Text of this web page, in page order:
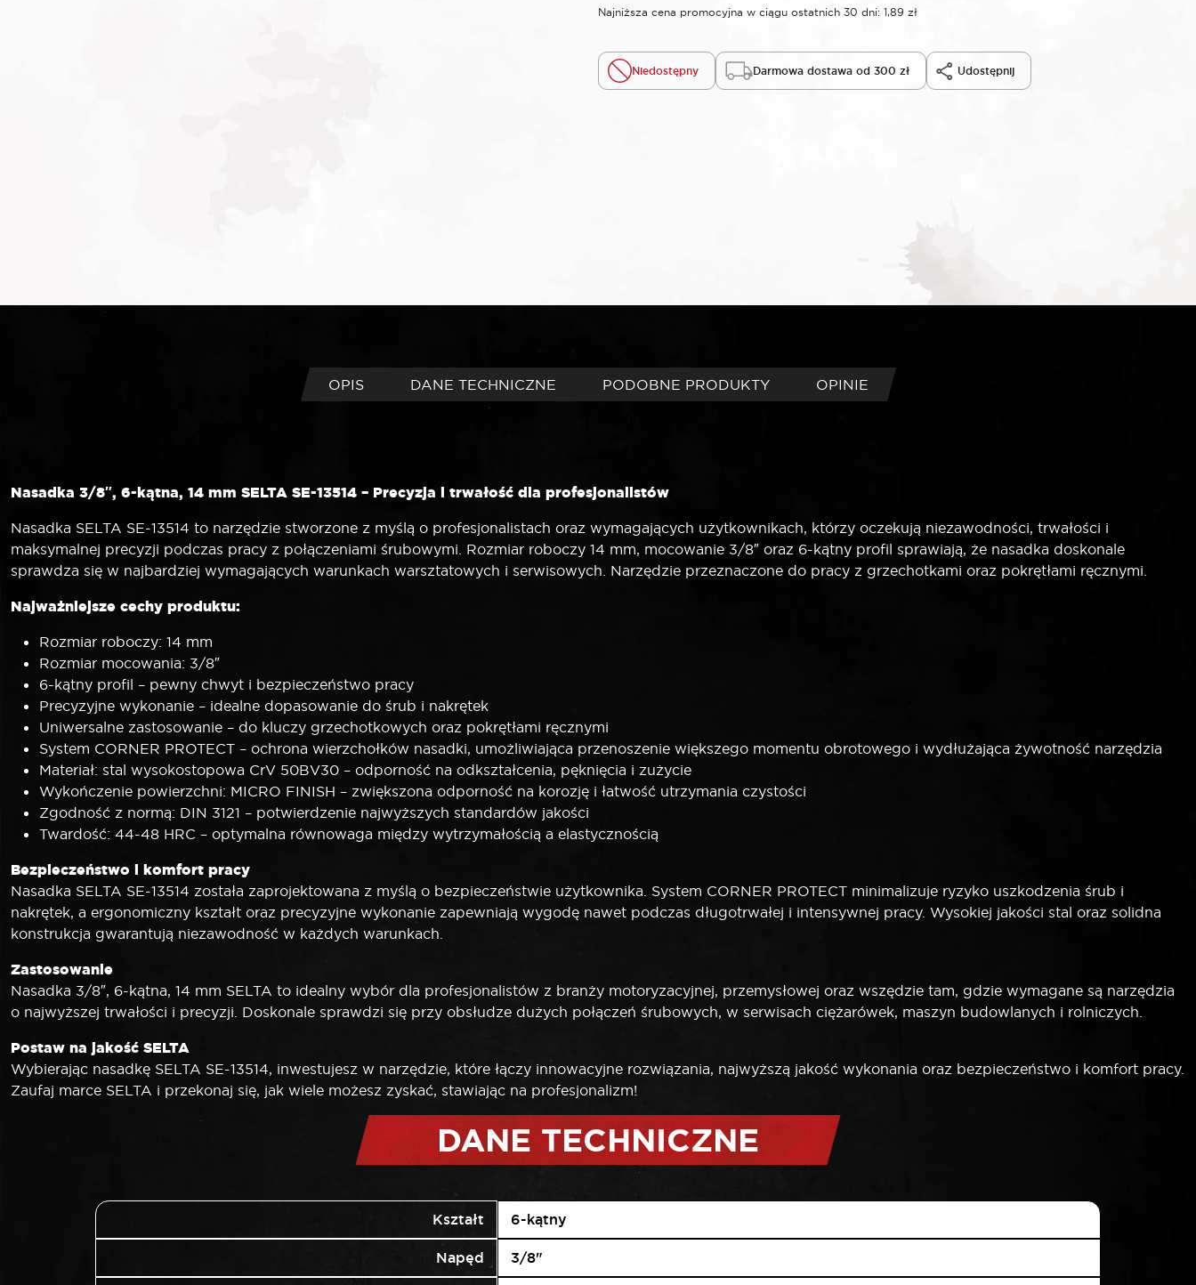
Najniższa cena promocyjna w ciągu ostatnich 30 dni: 1,89 zł
Niedostępny Darmowa dostawa od 300 zł Udostępnij
OPIS DANE TECHNICZNE PODOBNE PRODUKTY OPINIE
Nasadka 3/8″, 6-kątna, 14 mm SELTA SE-13514 – Precyzja i trwałość dla profesjonalistów
Nasadka SELTA SE-13514 to narzędzie stworzone z myślą o profesjonalistach oraz wymagających użytkownikach, którzy oczekują niezawodności, trwałości i
maksymalnej precyzji podczas pracy z połączeniami śrubowymi. Rozmiar roboczy 14 mm, mocowanie 3/8″ oraz 6-kątny profil sprawiają, że nasadka doskonale
sprawdza się w najbardziej wymagających warunkach warsztatowych i serwisowych. Narzędzie przeznaczone do pracy z grzechotkami oraz pokrętłami ręcznymi.
Najważniejsze cechy produktu:
Rozmiar roboczy: 14 mm
Rozmiar mocowania: 3/8″
6-kątny profil – pewny chwyt i bezpieczeństwo pracy
Precyzyjne wykonanie – idealne dopasowanie do śrub i nakrętek
Uniwersalne zastosowanie – do kluczy grzechotkowych oraz pokrętłami ręcznymi
System CORNER PROTECT – ochrona wierzchołków nasadki, umożliwiająca przenoszenie większego momentu obrotowego i wydłużająca żywotność narzędzia
Materiał: stal wysokostopowa CrV 50BV30 – odporność na odkształcenia, pęknięcia i zużycie
Wykończenie powierzchni: MICRO FINISH – zwiększona odporność na korozję i łatwość utrzymania czystości
Zgodność z normą: DIN 3121 – potwierdzenie najwyższych standardów jakości
Twardość: 44-48 HRC – optymalna równowaga między wytrzymałością a elastycznością
Bezpieczeństwo i komfort pracy
Nasadka SELTA SE-13514 została zaprojektowana z myślą o bezpieczeństwie użytkownika. System CORNER PROTECT minimalizuje ryzyko uszkodzenia śrub i
nakrętek, a ergonomiczny kształt oraz precyzyjne wykonanie zapewniają wygodę nawet podczas długotrwałej i intensywnej pracy. Wysokiej jakości stal oraz solidna
konstrukcja gwarantują niezawodność w każdych warunkach.
Zastosowanie
Nasadka 3/8″, 6-kątna, 14 mm SELTA to idealny wybór dla profesjonalistów z branży motoryzacyjnej, przemysłowej oraz wszędzie tam, gdzie wymagane są narzędzia
o najwyższej trwałości i precyzji. Doskonale sprawdzi się przy obsłudze dużych połączeń śrubowych, w serwisach ciężarówek, maszyn budowlanych i rolniczych.
Postaw na jakość SELTA
Wybierając nasadkę SELTA SE-13514, inwestujesz w narzędzie, które łączy innowacyjne rozwiązania, najwyższą jakość wykonania oraz bezpieczeństwo i komfort pracy.
Zaufaj marce SELTA i przekonaj się, jak wiele możesz zyskać, stawiając na profesjonalizm!
DANE TECHNICZNE
Kształt 6-kątny
Napęd 3/8"